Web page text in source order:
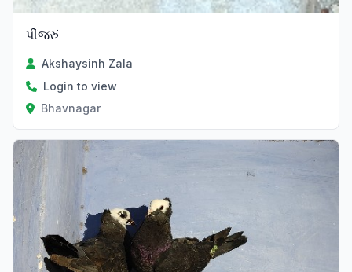
પીંજરું
Akshaysinh Zala
Login to view
Bhavnagar